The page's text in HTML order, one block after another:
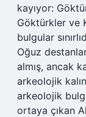
kayıyor:
Göktürkler ve
bulgular
Oğuz
almış, ancak
arkeolojik
arkeolojik
ortaya çıkan